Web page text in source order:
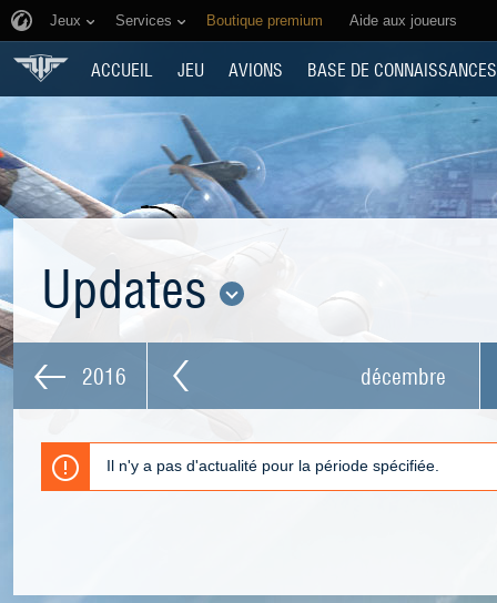
Jeux Services Boutique premium Aide aux joueurs
ACCUEIL JEU AVIONS BASE DE CONNAISSANCES
Updates
2016 décembre
Il n'y a pas d'actualité pour la période spécifiée.